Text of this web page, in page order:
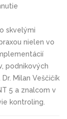
skvelými
nielen vo
podnikových
Milan Veščičík
5 a znalcom v
kontroling.